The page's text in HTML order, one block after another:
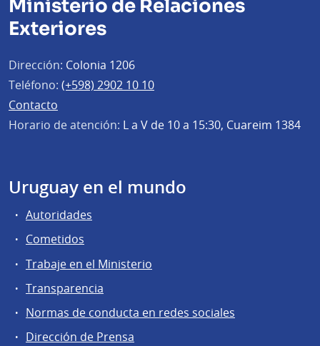
Ministerio de Relaciones
Exteriores
Dirección: Colonia 1206
Teléfono: (+598) 2902 10 10
Contacto
Horario de atención: L a V de 10 a 15:30, Cuareim 1384
Uruguay en el mundo
Autoridades
Cometidos
Trabaje en el Ministerio
Transparencia
Normas de conducta en redes sociales
Dirección de Prensa